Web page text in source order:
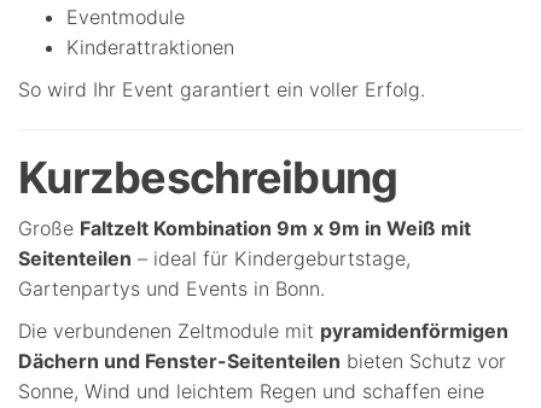
Eventmodule
Kinderattraktionen
So wird Ihr Event garantiert ein voller Erfolg.
Kurzbeschreibung
Große Faltzelt Kombination 9m x 9m in Weiß mit
Seitenteilen – ideal für Kindergeburtstage,
Gartenpartys und Events in Bonn.
Die verbundenen Zeltmodule mit pyramidenförmigen
Dächern und Fenster-Seitenteilen bieten Schutz vor
Sonne, Wind und leichtem Regen und schaffen eine